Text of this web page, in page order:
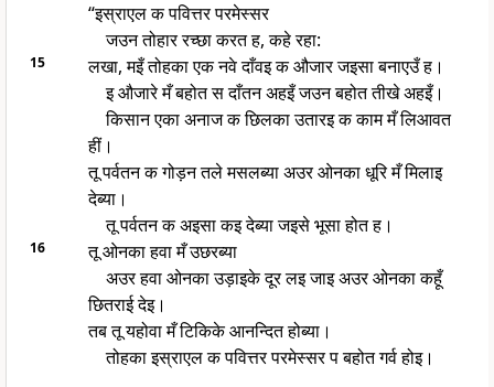
“इस्राएल क पवित्तर परमेस्सर
जउन तोहार रच्छा करत ह, कहे रहा:
15
लखा, मइँ तोहका एक नवे दाँवइ क औजार जइसा बनाएउँ ह।
इ औजारे मँ बहोत स दाँतन अहइँ जउन बहोत तीखे अहइँ।
किसान एका अनाज क छिलका उतारइ क काम मँ लिआवत
हीं।
तू पर्वतन क गोड़न तले मसलब्या अउर ओनका धूरि मँ मिलाइ
देब्या।
तू पर्वतन क अइसा कइ देब्या जइसे भूसा होत ह।
16
तू ओनका हवा मँ उछरब्या
अउर हवा ओनका उड़ाइके दूर लइ जाइ अउर ओनका कहूँ
छितराई देइ।
तब तू यहोवा मँ टिकिके आनन्दित होब्या।
तोहका इस्राएल क पवित्तर परमेस्सर प बहोत गर्व होइ।